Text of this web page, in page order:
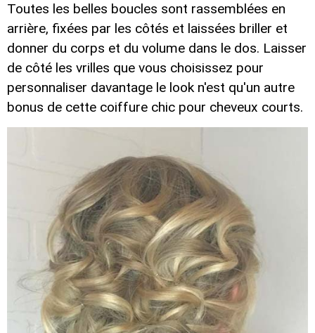
Toutes les belles boucles sont rassemblées en
arrière, fixées par les côtés et laissées briller et
donner du corps et du volume dans le dos. Laisser
de côté les vrilles que vous choisissez pour
personnaliser davantage le look n'est qu'un autre
bonus de cette coiffure chic pour cheveux courts.